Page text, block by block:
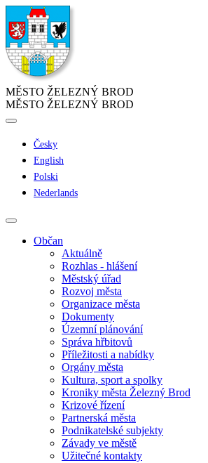
MĚSTO ŽELEZNÝ BROD
MĚSTO ŽELEZNÝ BROD
Česky
English
Polski
Nederlands
Občan
Aktuálně
Rozhlas - hlášení
Městský úřad
Rozvoj města
Organizace města
Dokumenty
Územní plánování
Správa hřbitovů
Příležitosti a nabídky
Orgány města
Kultura, sport a spolky
Kroniky města Železný Brod
Krizové řízení
Partnerská města
Podnikatelské subjekty
Závady ve městě
Užitečné kontakty